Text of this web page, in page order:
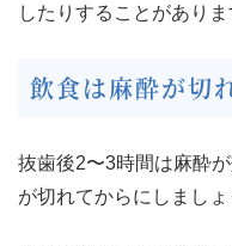
したりすることがありま
飲食は麻酔が切
抜歯後2〜3時間は麻酔
が切れてからにしましょ